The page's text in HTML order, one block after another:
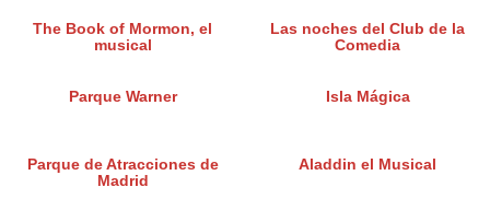
The Book of Mormon, el
musical
Las noches del Club de la
Comedia
Parque Warner Isla Mágica
Parque de Atracciones de
Madrid
Aladdin el Musical